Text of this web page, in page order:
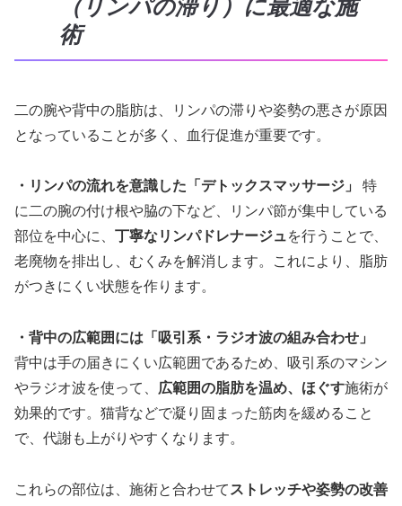
（リンパの滞り）に最適な施
術
二の腕や背中の脂肪は、リンパの滞りや姿勢の悪さが原因
となっていることが多く、血行促進が重要です。
・リンパの流れを意識した「デトックスマッサージ」
特
に二の腕の付け根や脇の下など、リンパ節が集中している
部位を中心に、 丁寧なリンパドレナージュを行うことで、
老廃物を排出し、むくみを解消します。これにより、脂肪
がつきにくい状態を作ります。
・背中の広範囲には「吸引系・ラジオ波の組み合わせ」
背中は手の届きにくい広範囲であるため、吸引系のマシン
やラジオ波を使って、 広範囲の脂肪を温め、ほぐす施術が
効果的です。猫背などで凝り固まった筋肉を緩めること
で、代謝も上がりやすくなります。
これらの部位は、施術と合わせて ストレッチや姿勢の改善